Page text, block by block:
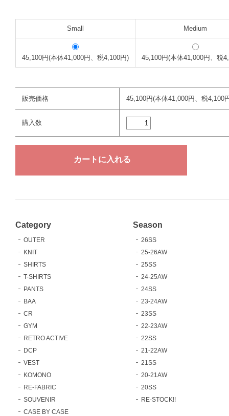
Small Medium
45,100円(本体41,000円、税4,100円) 45,100円(本体41,000円、税
販売価格 45,100円(本体41,000円、税4,100
購入数
Category
OUTER
KNIT
SHIRTS
T-SHIRTS
PANTS
BAA
CR
GYM
RETRO ACTIVE
DCP
VEST
KOMONO
RE-FABRIC
SOUVENIR
CASE BY CASE
Season
26SS
25-26AW
25SS
24-25AW
24SS
23-24AW
23SS
22-23AW
22SS
21-22AW
21SS
20-21AW
20SS
RE-STOCK!!